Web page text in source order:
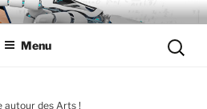
Menu
pour
autour des Arts !